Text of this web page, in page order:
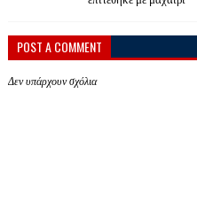
POST A COMMENT
Δεν υπάρχουν σχόλια